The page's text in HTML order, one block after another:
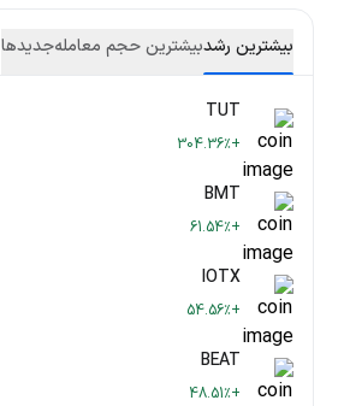
بیشترین رشدبیشترین حجم معاملهجدید‌ها
TUT
+304.36٪
BMT
+61.54٪
IOTX
+54.56٪
BEAT
+48.51٪